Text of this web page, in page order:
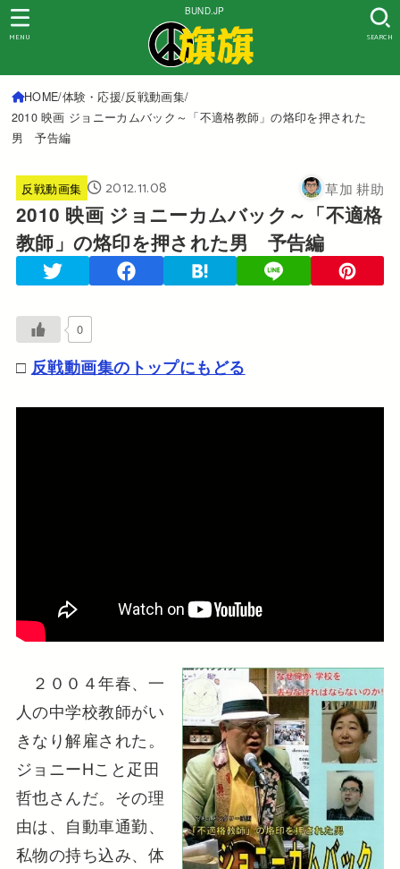
BUND.JP
SEARCH
MENU
HOME 体験・応援 反戦動画集
2010 映画 ジョニーカムバック～「不適格教師」の烙印を押された
男 予告編
反戦動画集 2012.11.08 草加 耕助
2010 映画 ジョニーカムバック～「不適格
教師」の烙印を押された男 予告編
0
□ 反戦動画集のトップにもどる
２００４年春、一
人の中学校教師がい
きなり解雇された。
ジョニーHこと疋田
哲也さんだ。その理
由は、自動車通勤、
私物の持ち込み、体